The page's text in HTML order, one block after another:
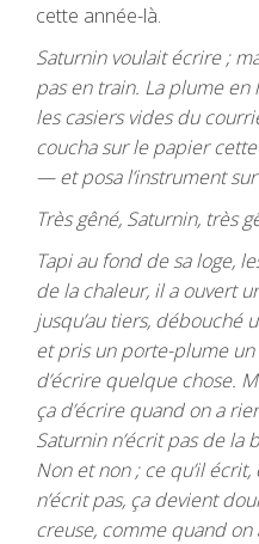
cette année-là.
Saturnin voulait écrire ;
pas en train. La plume en
les casiers vides du
coucha sur le papier
— et posa l’instrument sur
Très gêné, Saturnin, très
Tapi au fond de sa loge,
de la chaleur, il a ouvert
jusqu’au tiers, débouché
et pris un porte-plume un
d’écrire quelque chose.
ça d’écrire quand on a
Saturnin n’écrit pas de la
Non et non ; ce qu’il écrit,
n’écrit pas, ça devient
creuse, comme quand on